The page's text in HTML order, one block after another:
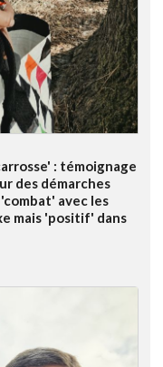
: témoignage
des démarches
avec les
mais 'positif' dans